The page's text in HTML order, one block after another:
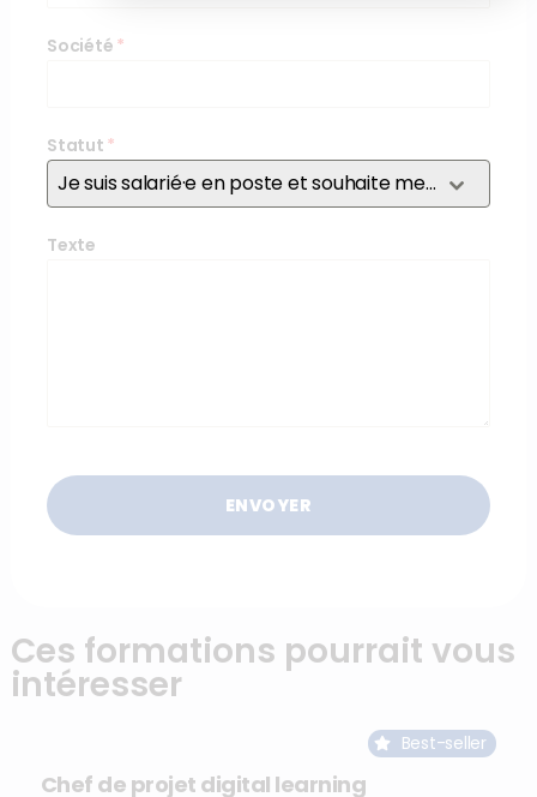
Société *
Statut *
Je suis salarié·e en poste et souhaite me former
Texte
ENVOYER
Ces formations pourrait vous
intéresser
Best-seller
Chef de projet digital learning